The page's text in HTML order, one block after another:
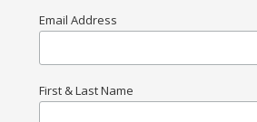
Email Address
First & Last Name